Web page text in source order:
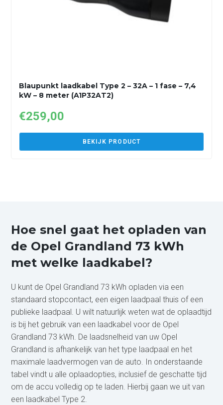
Blaupunkt laadkabel Type 2 – 32A – 1 fase – 7,4
kW – 8 meter (A1P32AT2)
€259,00
BEKIJK PRODUCT
Hoe snel gaat het opladen van
de Opel Grandland 73 kWh
met welke laadkabel?
U kunt de Opel Grandland 73 kWh opladen via een
standaard stopcontact, een eigen laadpaal thuis of een
publieke laadpaal. U wilt natuurlijk weten wat de oplaadtijd
is bij het gebruik van een laadkabel voor de Opel
Grandland 73 kWh. De laadsnelheid van uw Opel
Grandland is afhankelijk van het type laadpaal en het
maximale laadvermogen van de auto. In onderstaande
tabel vindt u alle oplaadopties, inclusief de geschatte tijd
om de accu volledig op te laden. Hierbij gaan we uit van
een laadkabel Type 2.